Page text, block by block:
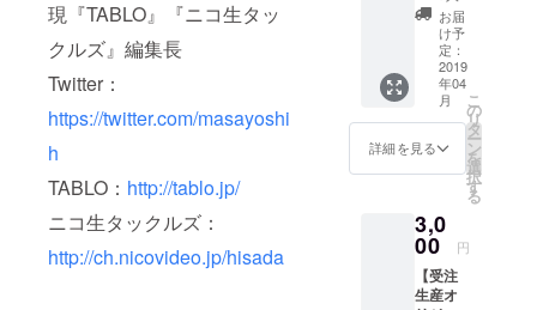
現『TABLO』『ニコ生タッ
クルズ』編集長
Twitter：
https://twitter.com/masayoshi
h
TABLO： http://tablo.jp/
ニコ生タックルズ：
http://ch.nicovideo.jp/hisada
） ・缶
バッチ
（円形
25mm
Terror
Factory
（http://
rrorfact
） ※送
料込み
オル＆
缶バッ
チセッ
ト 前回
のクラ
ウド
ファン
ディン
グの在
庫大放
量少な
いので
再販な
しで
す。 ※
お届
け予
定：
2019
年04
月
詳細を見る
こ
の
リ
タ
ー
ン
を
選
択
す
る
3,0
00 円
【受注
生産オ